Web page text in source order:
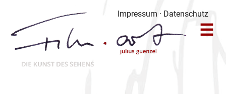
springen
Impressum · Datenschutz
☰